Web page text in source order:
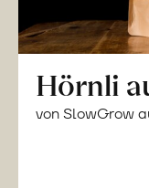
Hörnli
von SlowGrow